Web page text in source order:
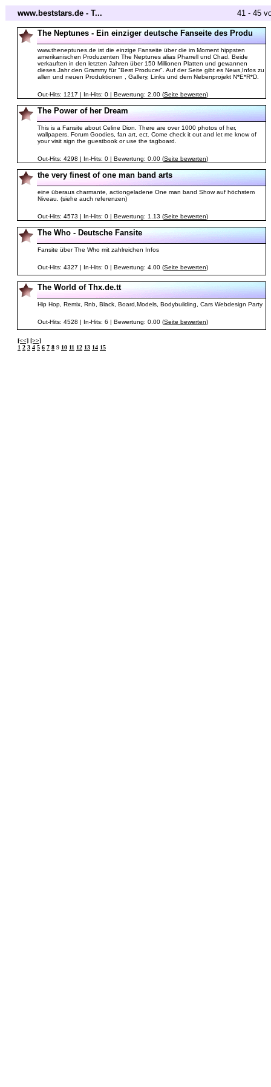
www.beststars.de - T... 41 - 45
The Neptunes - Ein einziger deutsche Fanseite des Produ
www.theneptunes.de ist die einzige Fanseite über die im Moment hippsten
amerikanischen Produzenten The Neptunes alias Pharrell und Chad. Beide
verkauften in den letzten Jahren über 150 Millionen Platten und gewannen
dieses Jahr den Grammy für "Best Producer". Auf der Seite gibt es News,Infos zu
allen und neuen Produktionen , Gallery, Links und dem Nebenprojekt N*E*R*D.
Out-Hits: 1217 | In-Hits: 0 | Bewertung: 2.00 (Seite bewerten)
The Power of her Dream
This is a Fansite about Celine Dion. There are over 1000 photos of her,
wallpapers, Forum Goodies, fan art, ect. Come check it out and let me know of
your visit sign the guestbook or use the tagboard.
Out-Hits: 4298 | In-Hits: 0 | Bewertung: 0.00 (Seite bewerten)
the very finest of one man band arts
eine überaus charmante, actiongeladene One man band Show auf höchstem
Niveau. (siehe auch referenzen)
Out-Hits: 4573 | In-Hits: 0 | Bewertung: 1.13 (Seite bewerten)
The Who - Deutsche Fansite
Fansite über The Who mit zahlreichen Infos
Out-Hits: 4327 | In-Hits: 0 | Bewertung: 4.00 (Seite bewerten)
The World of Thx.de.tt
Hip Hop, Remix, Rnb, Black, Board,Models, Bodybuilding, Cars Webdesign Party
Out-Hits: 4528 | In-Hits: 6 | Bewertung: 0.00 (Seite bewerten)
[<<] [>>]
1 2 3 4 5 6 7 8 9 10 11 12 13 14 15